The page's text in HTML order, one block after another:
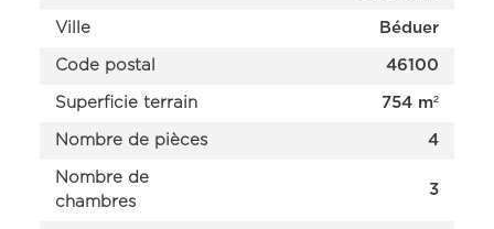
Nos projets en cours d’étude
Ville Béduer
Code postal 46100
Superficie terrain 754 m²
Nombre de pièces 4
Nombre de
chambres
3